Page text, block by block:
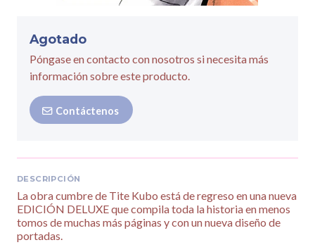
Agotado
Póngase en contacto con nosotros si necesita más
información sobre este producto.
Contáctenos
DESCRIPCIÓN
La obra cumbre de Tite Kubo está de regreso en una nueva
EDICIÓN DELUXE que compila toda la historia en menos
tomos de muchas más páginas y con un nueva diseño de
portadas.